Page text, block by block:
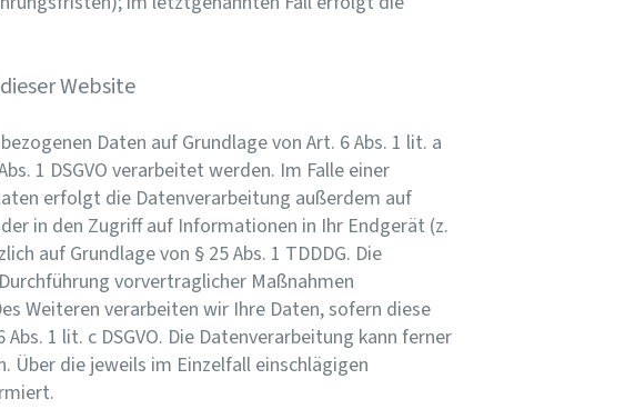
Website
Daten auf Grundlage von Art. 6 Abs. 1 lit. a
1 DSGVO verarbeitet werden. Im Falle einer
erfolgt die Datenverarbeitung außerdem auf
in den Zugriff auf Informationen in Ihr Endgerät (z.
auf Grundlage von § 25 Abs. 1 TDDDG. Die
vorvertraglicher Maßnahmen
Weiteren verarbeiten wir Ihre Daten, sofern diese
1 lit. c DSGVO. Die Datenverarbeitung kann ferner
Über die jeweils im Einzelfall einschlägigen